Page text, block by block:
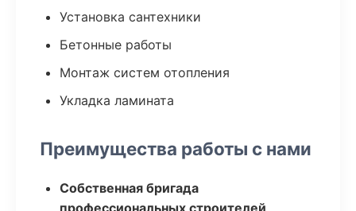
Установка сантехники
Бетонные работы
Монтаж систем отопления
Укладка ламината
Преимущества работы с нами
Собственная бригада
профессиональных строителей